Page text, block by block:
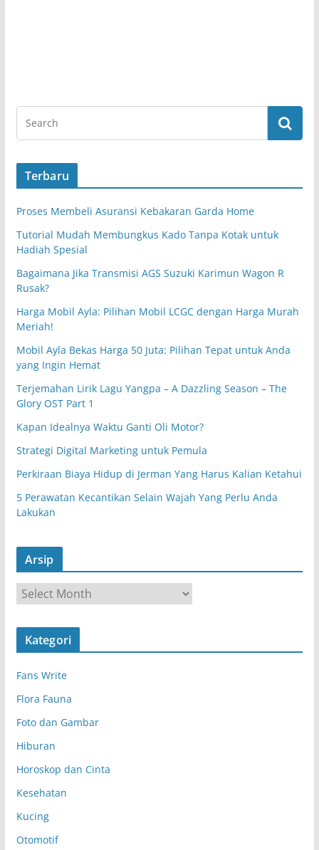
Terbaru
Proses Membeli Asuransi Kebakaran Garda Home
Tutorial Mudah Membungkus Kado Tanpa Kotak untuk
Hadiah Spesial
Bagaimana Jika Transmisi AGS Suzuki Karimun Wagon R
Rusak?
Harga Mobil Ayla: Pilihan Mobil LCGC dengan Harga Murah
Meriah!
Mobil Ayla Bekas Harga 50 Juta: Pilihan Tepat untuk Anda
yang Ingin Hemat
Terjemahan Lirik Lagu Yangpa – A Dazzling Season – The
Glory OST Part 1
Kapan Idealnya Waktu Ganti Oli Motor?
Strategi Digital Marketing untuk Pemula
Perkiraan Biaya Hidup di Jerman Yang Harus Kalian Ketahui
5 Perawatan Kecantikan Selain Wajah Yang Perlu Anda
Lakukan
Arsip
r
s
Kategori
Fans Write
Flora Fauna
Foto dan Gambar
Hiburan
Horoskop dan Cinta
Kesehatan
Kucing
Otomotif